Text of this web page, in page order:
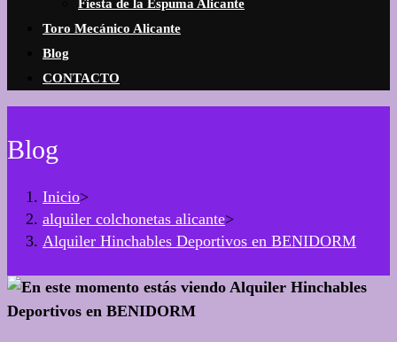
Fiesta de la Espuma Alicante
Toro Mecánico Alicante
Blog
CONTACTO
Blog
Inicio>
alquiler colchonetas alicante>
Alquiler Hinchables Deportivos en BENIDORM